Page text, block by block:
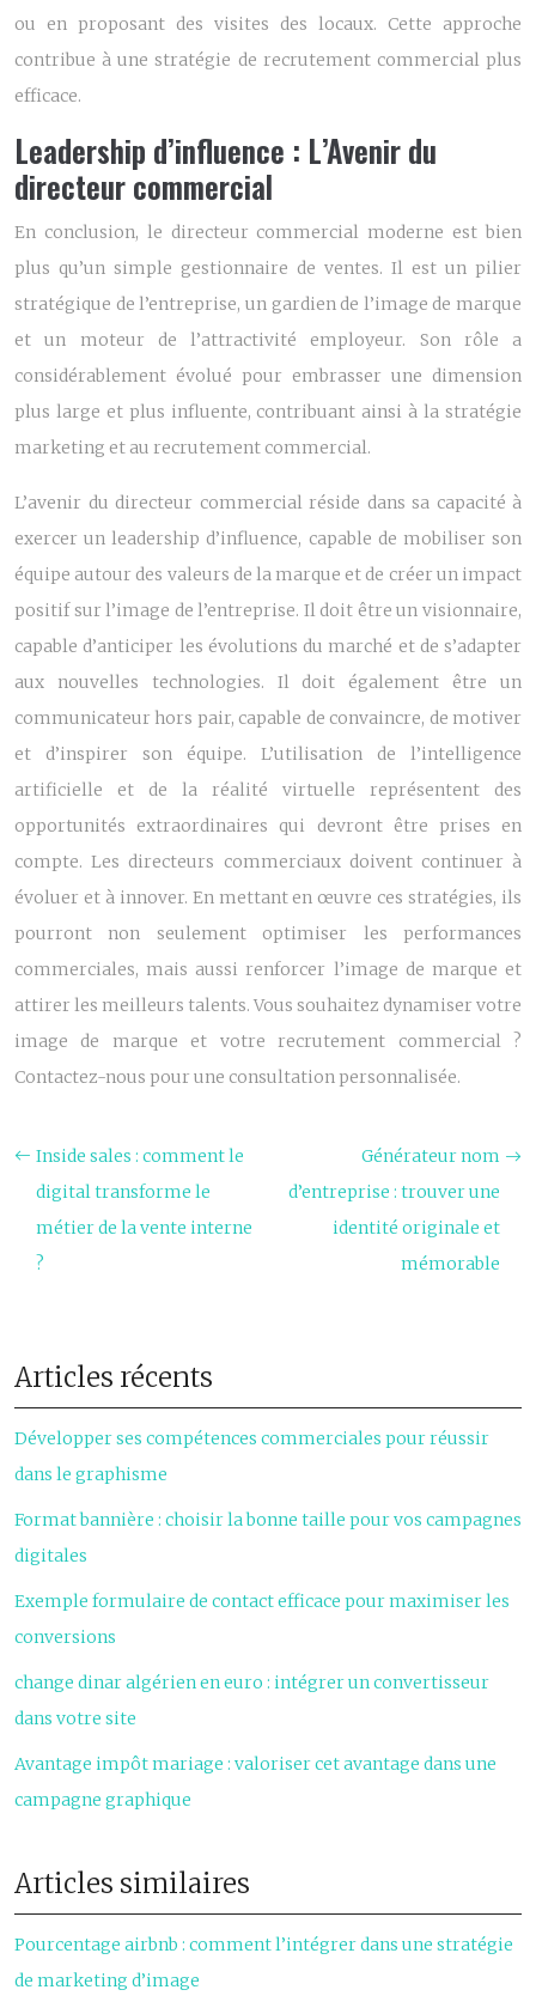
ou en proposant des visites des locaux. Cette approche
contribue à une stratégie de recrutement commercial plus
efficace.
Leadership d’influence : L’Avenir du
directeur commercial
En conclusion, le directeur commercial moderne est bien
plus qu’un simple gestionnaire de ventes. Il est un pilier
stratégique de l’entreprise, un gardien de l’image de marque
et un moteur de l’attractivité employeur. Son rôle a
considérablement évolué pour embrasser une dimension
plus large et plus influente, contribuant ainsi à la stratégie
marketing et au recrutement commercial.
L’avenir du directeur commercial réside dans sa capacité à
exercer un leadership d’influence, capable de mobiliser son
équipe autour des valeurs de la marque et de créer un impact
positif sur l’image de l’entreprise. Il doit être un visionnaire,
capable d’anticiper les évolutions du marché et de s’adapter
aux nouvelles technologies. Il doit également être un
communicateur hors pair, capable de convaincre, de motiver
et d’inspirer son équipe. L’utilisation de l’intelligence
artificielle et de la réalité virtuelle représentent des
opportunités extraordinaires qui devront être prises en
compte. Les directeurs commerciaux doivent continuer à
évoluer et à innover. En mettant en œuvre ces stratégies, ils
pourront non seulement optimiser les performances
commerciales, mais aussi renforcer l’image de marque et
attirer les meilleurs talents. Vous souhaitez dynamiser votre
image de marque et votre recrutement commercial ?
Contactez-nous pour une consultation personnalisée.
Inside sales : comment le
digital transforme le
métier de la vente interne
?
Générateur nom
d’entreprise : trouver une
identité originale et
mémorable
Articles récents
Développer ses compétences commerciales pour réussir
dans le graphisme
Format bannière : choisir la bonne taille pour vos campagnes
digitales
Exemple formulaire de contact efficace pour maximiser les
conversions
change dinar algérien en euro : intégrer un convertisseur
dans votre site
Avantage impôt mariage : valoriser cet avantage dans une
campagne graphique
Articles similaires
Pourcentage airbnb : comment l’intégrer dans une stratégie
de marketing d’image